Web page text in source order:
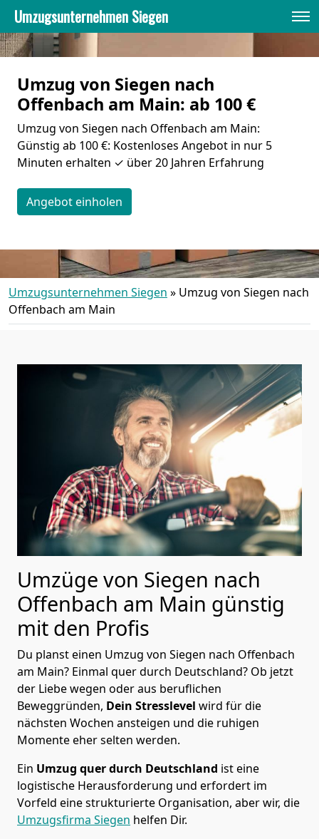
Umzugsunternehmen Siegen
Umzug von Siegen nach
Offenbach am Main: ab 100 €
Umzug von Siegen nach Offenbach am Main:
Günstig ab 100 €: Kostenloses Angebot in nur 5
Minuten erhalten ✓ über 20 Jahren Erfahrung
Angebot einholen
Umzugsunternehmen Siegen » Umzug von Siegen nach
Offenbach am Main
Umzüge von Siegen nach
Offenbach am Main günstig
mit den Profis
Du planst einen Umzug von Siegen nach Offenbach
am Main? Einmal quer durch Deutschland? Ob jetzt
der Liebe wegen oder aus beruflichen
Beweggründen, Dein Stresslevel wird für die
nächsten Wochen ansteigen und die ruhigen
Momente eher selten werden.
Ein Umzug quer durch Deutschland ist eine
logistische Herausforderung und erfordert im
Vorfeld eine strukturierte Organisation, aber wir, die
Umzugsfirma Siegen helfen Dir.